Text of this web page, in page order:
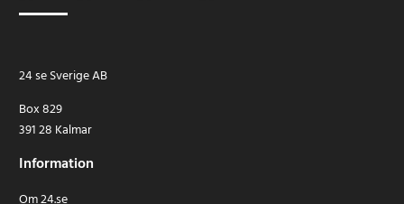
24 se Sverige AB
Box 829
391 28 Kalmar
Information